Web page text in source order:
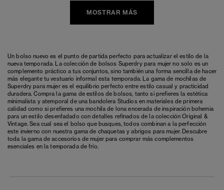
MOSTRAR MÁS
Un bolso nuevo es el punto de partida perfecto para actualizar el estilo de la
nueva temporada. La colección de bolsos Superdry para mujer no solo es un
complemento práctico a tus conjuntos, sino también una forma sencilla de hacer
más elegante tu vestuario informal esta temporada. La gama de mochilas de
Superdry para mujer es el equilibrio perfecto entre estilo casual y practicidad
duradera. Compra la gama de estilos de bolsos, tanto si prefieres la estética
minimalista y atemporal de una bandolera Studios en materiales de primera
calidad como si prefieres una mochila de lona encerada de inspiración bohemia
para un estilo desenfadado con detalles refinados de la colección Original &
Vintage. Sea cual sea el bolso que busques, todos combinan a la perfección
este invierno con nuestra gama de chaquetas y abrigos para mujer. Descubre
toda la gama deaccesorios de mujerpara comprar más complementos
esenciales en la temporada de frío.